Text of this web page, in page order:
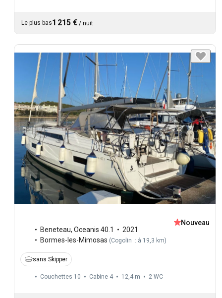
Le plus bas1 215 € / nuit
Beneteau, Oceanis 40.1
2021
Bormes-les-Mimosas (Cogolin : à 19,3 km)
Nouveau
sans Skipper
Couchettes 10 Cabine 4 12,4 m 2 WC